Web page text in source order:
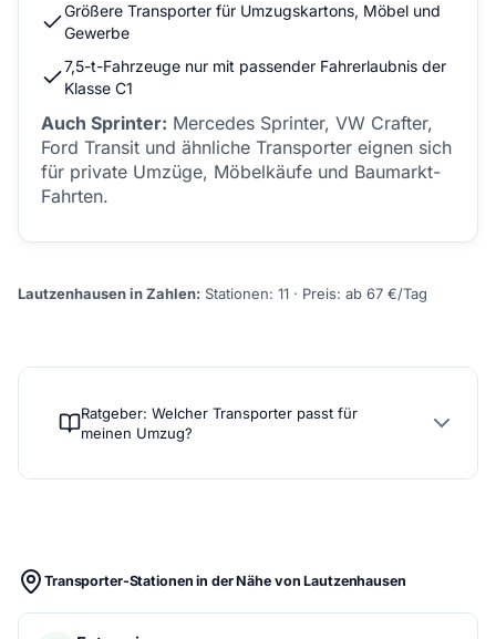
Größere Transporter für Umzugskartons, Möbel und
Gewerbe
7,5-t-Fahrzeuge nur mit passender Fahrerlaubnis der
Klasse C1
Auch Sprinter: Mercedes Sprinter, VW Crafter,
Ford Transit und ähnliche Transporter eignen sich
für private Umzüge, Möbelkäufe und Baumarkt-
Fahrten.
Lautzenhausen in Zahlen: Stationen: 11 · Preis: ab 67 €/Tag
Ratgeber: Welcher Transporter passt für
meinen Umzug?
Transporter-Stationen in der Nähe von Lautzenhausen